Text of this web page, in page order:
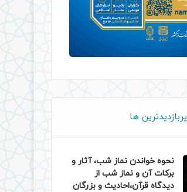
پربازدیدترین ها
نحوه خواندن نماز شب، آثار و
برکات آن و نماز شب از
دیدگاه قرآن،احادیث و بزرگان